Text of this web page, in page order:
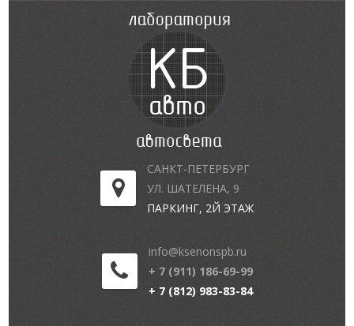
САНКТ-ПЕТЕРБУРГ
УЛ. ШАТЕЛЕНА, 9
ПАРКИНГ, 2Й ЭТАЖ
info@ksenonspb.ru
+ 7 (911) 186-69-99
+ 7 (812) 983-83-84